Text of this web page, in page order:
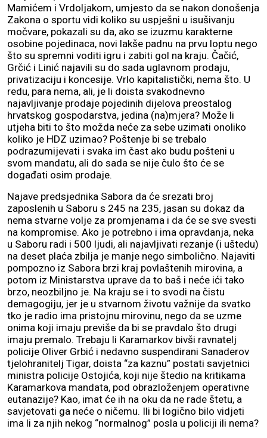
Mamićem i Vrdoljakom, umjesto da se nakon donošenja
Zakona o sportu vidi koliko su uspješni u isušivanju
močvare, pokazali su da, ako se izuzmu karakterne
osobine pojedinaca, novi lakše padnu na prvu loptu nego
što su spremni voditi igru i zabiti gol na kraju. Čačić,
Grčić i Linić najavili su do sada uglavnom prodaju,
privatizaciju i koncesije. Vrlo kapitalistički, nema što. U
redu, para nema, ali, je li doista svakodnevno
najavljivanje prodaje pojedinih dijelova preostalog
hrvatskog gospodarstva, jedina (na)mjera? Može li
utjeha biti to što možda neće za sebe uzimati onoliko
koliko je HDZ uzimao? Poštenje bi se trebalo
podrazumijevati i svaka im čast ako budu pošteni u
svom mandatu, ali do sada se nije čulo što će se
događati osim prodaje.
Najave predsjednika Sabora da će srezati broj
zaposlenih u Saboru s 245 na 235, jasan su dokaz da
nema stvarne volje za promjenama i da će se sve svesti
na kompromise. Ako je potrebno i ima opravdanja, neka
u Saboru radi i 500 ljudi, ali najavljivati rezanje (i uštedu)
na deset plaća zbilja je manje nego simbolično. Najaviti
pompozno iz Sabora brzi kraj povlaštenih mirovina, a
potom iz Ministarstva uprave da to baš i neće ići tako
brzo, neozbiljno je. Na kraju se i to svodi na čistu
demagogiju, jer je u stvarnom životu važnije da svatko
tko je radio ima pristojnu mirovinu, nego da se uzme
onima koji imaju previše da bi se pravdalo što drugi
imaju premalo. Trebaju li Karamarkov bivši ravnatelj
policije Oliver Grbić i nedavno suspendirani Sanaderov
tjelohranitelj Tigar, doista “za kaznu” postati savjetnici
ministra policije Ostojića, koji nije štedio na kritikama
Karamarkova mandata, pod obrazloženjem operativne
eutanazije? Kao, imat će ih na oku da ne rade štetu, a
savjetovati ga neće o ničemu. Ili bi logično bilo vidjeti
ima li za njih nekog “normalnog” posla u policiji ili nema?